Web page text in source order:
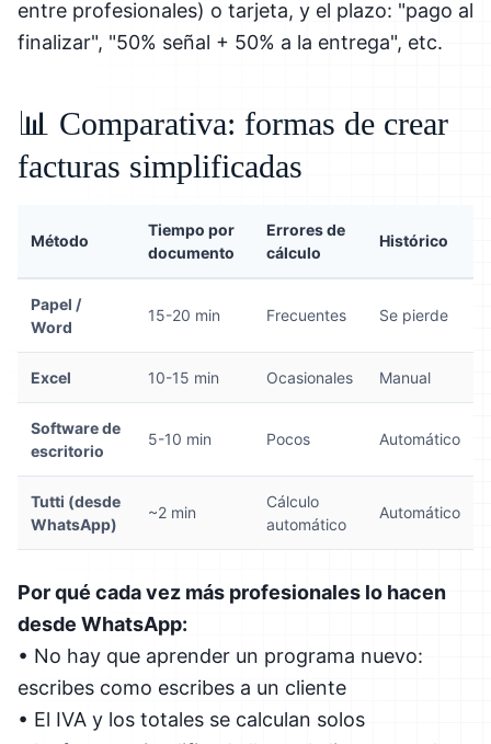
entre profesionales) o tarjeta, y el plazo: "pago al
finalizar", "50% señal + 50% a la entrega", etc.
📊 Comparativa: formas de crear
facturas simplificadas
Método
Tiempo por
documento
Errores de
cálculo
Histórico
Papel /
Word
15-20 min Frecuentes Se pierde
Excel 10-15 min Ocasionales Manual
Software de
escritorio
5-10 min Pocos Automático
Tutti (desde
WhatsApp)
~2 min
Cálculo
automático
Automático
Por qué cada vez más profesionales lo hacen
desde WhatsApp:
• No hay que aprender un programa nuevo:
escribes como escribes a un cliente
• El IVA y los totales se calculan solos